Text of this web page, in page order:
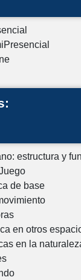
estructura y
de base
en otros
en la